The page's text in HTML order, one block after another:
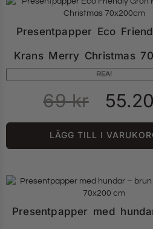
Presentpapper Eco
Krans Merry Christmas
REA!
69kr 55.20
LÄGG TILL I
Presentpapper med